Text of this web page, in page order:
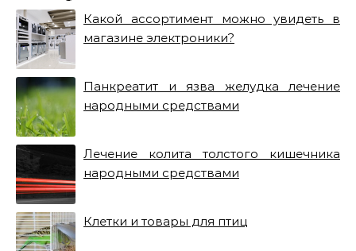
Какой ассортимент можно увидеть в
магазине электроники?
Панкреатит и язва желудка лечение
народными средствами
Лечение колита толстого кишечника
народными средствами
Клетки и товары для птиц